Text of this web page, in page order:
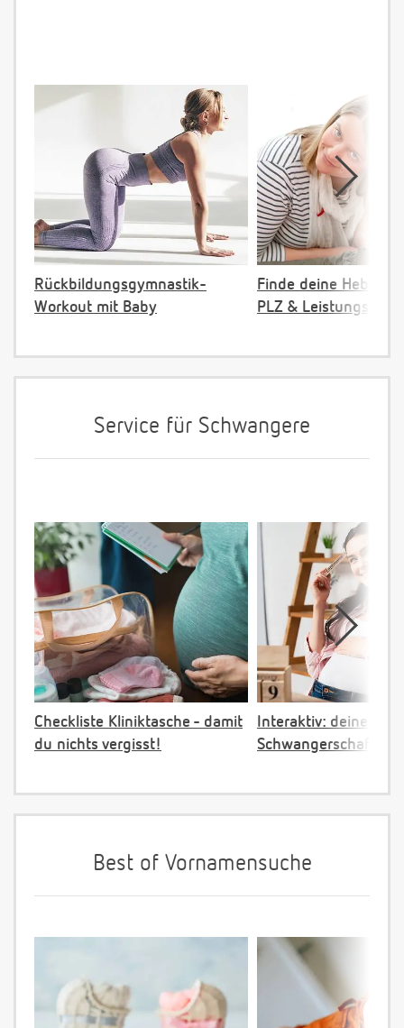
Rückbildungsgymnastik-
Workout mit Baby
Finde deine
PLZ &
Service für Schwangere
Checkliste Kliniktasche - damit
du nichts vergisst!
Interaktiv: deine
Best of Vornamensuche